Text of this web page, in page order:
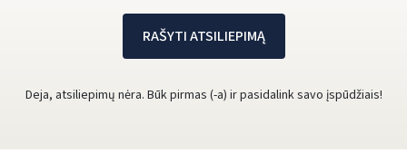
RAŠYTI ATSILIEPIMĄ
Deja, atsiliepimų nėra. Būk pirmas (-a) ir pasidalink savo įspūdžiais!